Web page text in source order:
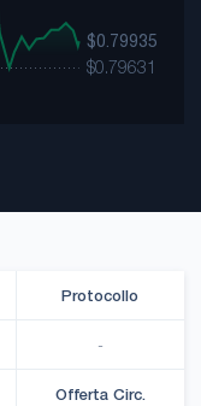
Protocollo
-
Offerta Circ.